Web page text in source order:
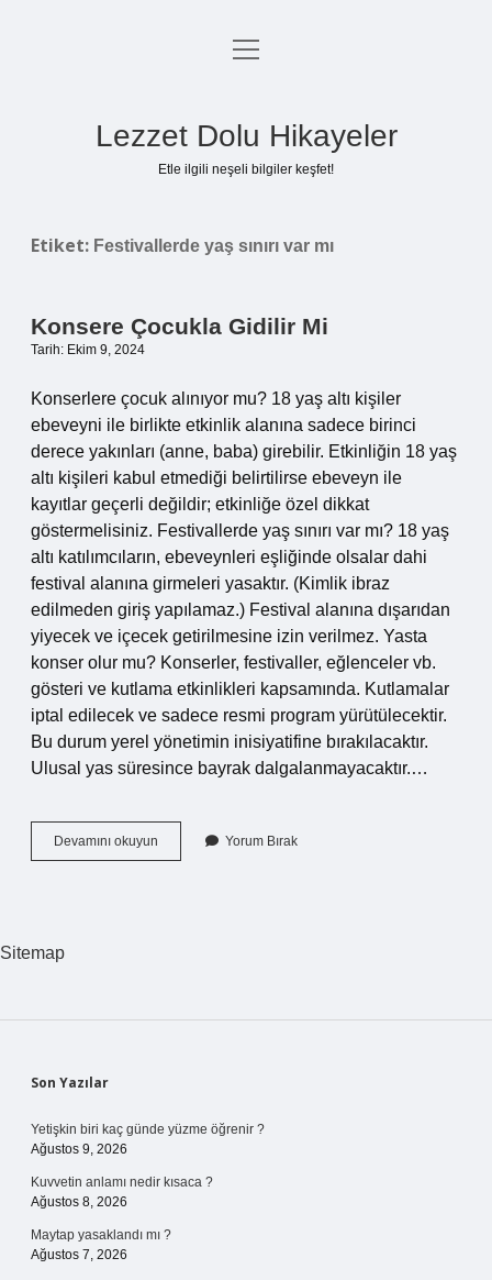
Anasayfa
menüyü
Lezzet Dolu Hikayeler
Etle ilgili neşeli bilgiler keşfet!
Etiket: Festivallerde yaş sınırı var mı
Konsere Çocukla Gidilir Mi
Tarih: Ekim 9, 2024
Konserlere çocuk alınıyor mu? 18 yaş altı kişiler
ebeveyni ile birlikte etkinlik alanına sadece birinci
derece yakınları (anne, baba) girebilir. Etkinliğin 18 yaş
altı kişileri kabul etmediği belirtilirse ebeveyn ile
kayıtlar geçerli değildir; etkinliğe özel dikkat
göstermelisiniz. Festivallerde yaş sınırı var mı? 18 yaş
altı katılımcıların, ebeveynleri eşliğinde olsalar dahi
festival alanına girmeleri yasaktır. (Kimlik ibraz
edilmeden giriş yapılamaz.) Festival alanına dışarıdan
yiyecek ve içecek getirilmesine izin verilmez. Yasta
konser olur mu? Konserler, festivaller, eğlenceler vb.
gösteri ve kutlama etkinlikleri kapsamında. Kutlamalar
iptal edilecek ve sadece resmi program yürütülecektir.
Bu durum yerel yönetimin inisiyatifine bırakılacaktır.
Ulusal yas süresince bayrak dalgalanmayacaktır.…
Devamını okuyun Konsere
Çocukla
Yorum Bırak
Sitemap
Sidebar
Son Yazılar
Yetişkin biri kaç günde yüzme öğrenir ?
Ağustos 9, 2026
Kuvvetin anlamı nedir kısaca ?
Ağustos 8, 2026
Maytap yasaklandı mı ?
Ağustos 7, 2026